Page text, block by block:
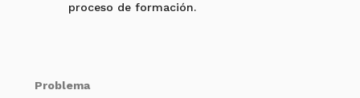
proceso de formación.
Problema